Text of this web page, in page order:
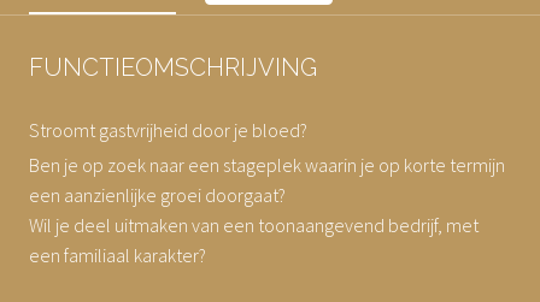
FUNCTIEOMSCHRIJVING
Stroomt gastvrijheid door je bloed?
Ben je op zoek naar een stageplek waarin je op korte termijn
een aanzienlijke groei doorgaat?
Wil je deel uitmaken van een toonaangevend bedrijf, met
een familiaal karakter?